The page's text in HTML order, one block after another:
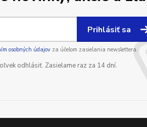
Prihlásiť sa
osobných údajovza účelom zasielania newslettera.
odhlásiť. Zasielame raz za 14 dní.